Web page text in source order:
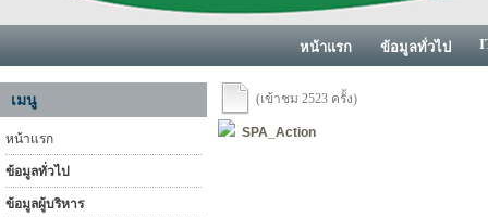
หน้าแรก ข้อมูลทั่วไป
เมนู
หน้าแรก
ข้อมูลทั่วไป
ข้อมูลผู้บริหาร
(เข้าชม 2523 ครั้ง)
SPA_Action